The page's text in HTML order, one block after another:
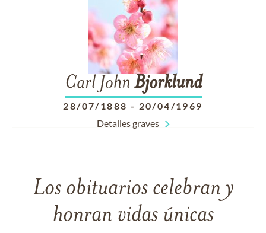
Carl John Bjorklund
28/07/1888 - 20/04/1969
Detalles graves
Los obituarios celebran y
honran vidas únicas